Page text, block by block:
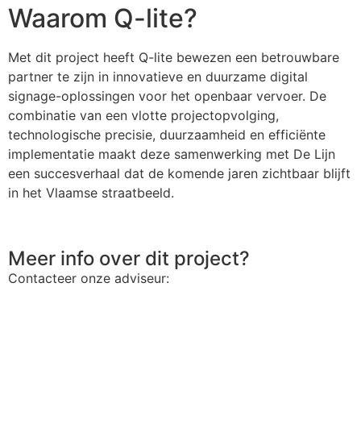
Waarom Q-lite?
Met dit project heeft Q-lite bewezen een betrouwbare
partner te zijn in innovatieve en duurzame digital
signage-oplossingen voor het openbaar vervoer. De
combinatie van een vlotte projectopvolging,
technologische precisie, duurzaamheid en efficiënte
implementatie maakt deze samenwerking met De Lijn
een succesverhaal dat de komende jaren zichtbaar blijft
in het Vlaamse straatbeeld.
Meer info over dit project?
Contacteer onze adviseur: